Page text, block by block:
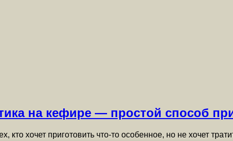
на кефире — простой способ
хочет приготовить что-то особенное, но не хочет